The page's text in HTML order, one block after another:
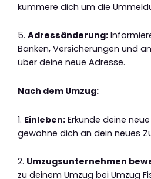
kümmere dich um die
5. Adressänderung:
Banken, Versicherungen und
über deine neue Adresse.
Nach dem Umzug:
1. Einleben: Erkunde deine
gewöhne dich an dein neues
2. Umzugsunternehmen
zu deinem Umzug bei Umzug